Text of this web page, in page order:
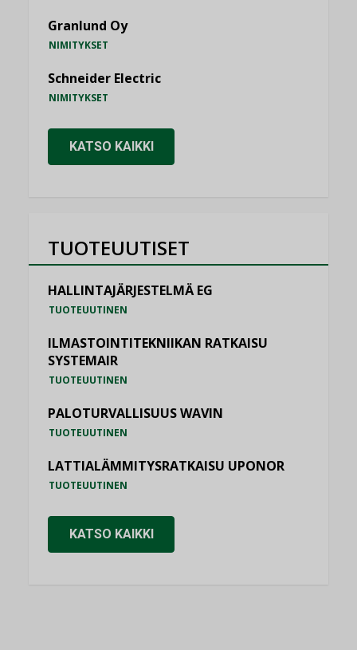
Granlund Oy
NIMITYKSET
Schneider Electric
NIMITYKSET
KATSO KAIKKI
TUOTEUUTISET
HALLINTAJÄRJESTELMÄ EG
TUOTEUUTINEN
ILMASTOINTITEKNIIKAN RATKAISU
SYSTEMAIR
TUOTEUUTINEN
PALOTURVALLISUUS WAVIN
TUOTEUUTINEN
LATTIALÄMMITYSRATKAISU UPONOR
TUOTEUUTINEN
KATSO KAIKKI